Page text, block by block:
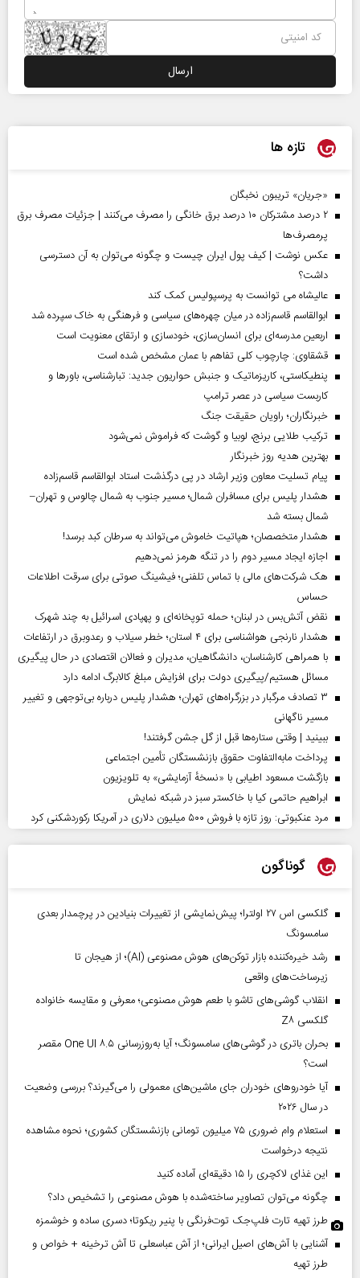
تازه ها
«جریان» تریبون نخبگان
۲ درصد مشترکان ۱۰ درصد برق خانگی را مصرف می‌کنند | جزئیات مصرف برق
پرمصرف‌ها
عکس نوشت | کیف پول ایران چیست و چگونه می‌توان به آن دسترسی
داشت؟
عالیشاه می توانست به پرسپولیس کمک کند
ابوالقاسم قاسم‌زاده در میان چهره‌های سیاسی و فرهنگی به خاک سپرده شد
اربعین مدرسه‌ای برای انسان‌سازی، خودسازی و ارتقای معنویت است
قشقاوی: چارچوب کلی تفاهم با عمان مشخص شده است
پنطیکاستی، کاریزماتیک و جنبش حواریون جدید: تبارشناسی، باور‌ها و
کاربست سیاسی در عصر ترامپ
خبرنگاران؛ راویان حقیقت جنگ
ترکیب طلایی برنج، لوبیا و گوشت که فراموش نمی‌شود
بهترین هدیه روز خبرنگار
پیام تسلیت معاون وزیر ارشاد در پی درگذشت استاد ابوالقاسم قاسم‌زاده
هشدار پلیس برای مسافران شمال؛ مسیر جنوب به شمال چالوس و تهران–
شمال بسته شد
هشدار متخصصان؛ هپاتیت خاموش می‌تواند به سرطان کبد برسد!
اجازه ایجاد مسیر دوم را در تنگه هرمز نمی‌دهیم
هک شرکت‌های مالی با تماس تلفنی؛ فیشینگ صوتی برای سرقت اطلاعات
حساس
نقض آتش‌بس در لبنان؛ حمله توپخانه‌ای و پهپادی اسرائیل به چند شهرک
هشدار نارنجی هواشناسی برای ۴ استان؛ خطر سیلاب و رعدوبرق در ارتفاعات
با همراهی کارشناسان، دانشگاهیان، مدیران و فعالان اقتصادی در حال پیگیری
مسائل هستیم/پیگیری دولت برای افزایش مبلغ کالابرگ ادامه دارد
۳ تصادف مرگبار در بزرگراه‌های تهران؛ هشدار پلیس درباره بی‌توجهی و تغییر
مسیر ناگهانی
ببینید | وقتی ستاره‌ها قبل از گل جشن گرفتند!
پرداخت مابه‌التفاوت حقوق بازنشستگان تأمین اجتماعی
بازگشت مسعود اطیابی با «نسخهٔ آزمایشی» به تلویزیون
ابراهیم حاتمی کیا با خاکستر سبز در شبکه نمایش
مرد عنکبوتی: روز تازه با فروش ۵۰۰ میلیون دلاری در آمریکا رکوردشکنی کرد
گوناگون
گلکسی اس ۲۷ اولترا؛ پیش‌نمایشی از تغییرات بنیادین در پرچمدار بعدی
سامسونگ
رشد خیره‌کننده بازار توکن‌های هوش مصنوعی (AI)؛ از هیجان تا
زیرساخت‌های واقعی
انقلاب گوشی‌های تاشو‌ با طعم هوش مصنوعی؛ معرفی و مقایسه خانواده
گلکسی Z۸
بحران باتری در گوشی‌های سامسونگ؛ آیا به‌روزرسانی One UI ۸.۵ مقصر
است؟
آیا خودروهای خودران جای ماشین‌های معمولی را می‌گیرند؟ بررسی وضعیت
در سال ۲۰۲۶
استعلام وام ضروری ۷۵ میلیون تومانی بازنشستگان کشوری؛ نحوه مشاهده
نتیجه درخواست
این غذای لاکچری را ۱۵ دقیقه‌ای آماده کنید
چگونه می‌توان تصاویر ساخته‌شده با هوش مصنوعی را تشخیص داد؟
طرز تهیه تارت فلپ‌جک توت‌فرنگی با پنیر ریکوتا؛ دسری ساده و خوشمزه
آشنایی با آش‌های اصیل ایرانی؛ از آش عباسعلی تا آش ترخینه + خواص و
طرز تهیه